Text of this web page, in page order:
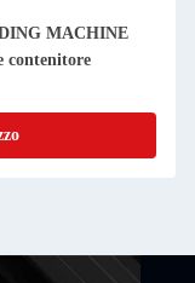
MACHINE
contenitore